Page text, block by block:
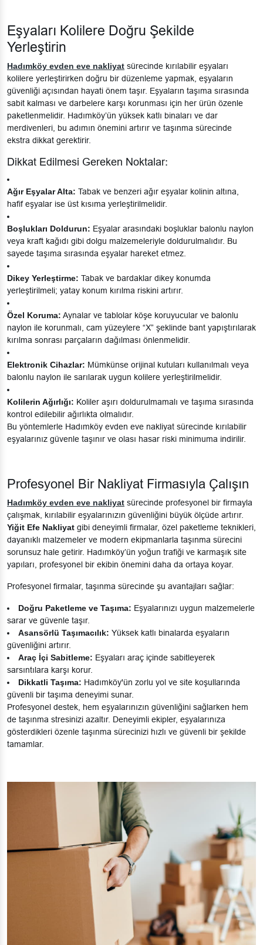
Eşyaları Kolilere Doğru Şekilde
Yerleştirin
Hadımköy evden eve nakliyat sürecinde kırılabilir eşyaları
kolilere yerleştirirken doğru bir düzenleme yapmak, eşyaların
güvenliği açısından hayati önem taşır. Eşyaların taşıma sırasında
sabit kalması ve darbelere karşı korunması için her ürün özenle
paketlenmelidir. Hadımköy’ün yüksek katlı binaları ve dar
merdivenleri, bu adımın önemini artırır ve taşınma sürecinde
ekstra dikkat gerektirir.
Dikkat Edilmesi Gereken Noktalar:
Ağır Eşyalar Alta: Tabak ve benzeri ağır eşyalar kolinin altına,
hafif eşyalar ise üst kısıma yerleştirilmelidir.
Boşlukları Doldurun: Eşyalar arasındaki boşluklar balonlu naylon
veya kraft kağıdı gibi dolgu malzemeleriyle doldurulmalıdır. Bu
sayede taşıma sırasında eşyalar hareket etmez.
Dikey Yerleştirme: Tabak ve bardaklar dikey konumda
yerleştirilmeli; yatay konum kırılma riskini artırır.
Özel Koruma: Aynalar ve tablolar köşe koruyucular ve balonlu
naylon ile korunmalı, cam yüzeylere “X” şeklinde bant yapıştırılarak
kırılma sonrası parçaların dağılması önlenmelidir.
Elektronik Cihazlar: Mümkünse orijinal kutuları kullanılmalı veya
balonlu naylon ile sarılarak uygun kolilere yerleştirilmelidir.
Kolilerin Ağırlığı: Koliler aşırı doldurulmamalı ve taşıma sırasında
kontrol edilebilir ağırlıkta olmalıdır.
Bu yöntemlerle Hadımköy evden eve nakliyat sürecinde kırılabilir
eşyalarınız güvenle taşınır ve olası hasar riski minimuma indirilir.
Profesyonel Bir Nakliyat Firmasıyla Çalışın
Hadımköy evden eve nakliyat sürecinde profesyonel bir firmayla
çalışmak, kırılabilir eşyalarınızın güvenliğini büyük ölçüde artırır.
Yiğit Efe Nakliyat gibi deneyimli firmalar, özel paketleme teknikleri,
dayanıklı malzemeler ve modern ekipmanlarla taşınma sürecini
sorunsuz hale getirir. Hadımköy’ün yoğun trafiği ve karmaşık site
yapıları, profesyonel bir ekibin önemini daha da ortaya koyar.
Profesyonel firmalar, taşınma sürecinde şu avantajları sağlar:
Doğru Paketleme ve Taşıma: Eşyalarınızı uygun malzemelerle
sarar ve güvenle taşır.
Asansörlü Taşımacılık: Yüksek katlı binalarda eşyaların
güvenliğini artırır.
Araç İçi Sabitleme: Eşyaları araç içinde sabitleyerek
sarsıntılara karşı korur.
Dikkatli Taşıma: Hadımköy'ün zorlu yol ve site koşullarında
güvenli bir taşıma deneyimi sunar.
Profesyonel destek, hem eşyalarınızın güvenliğini sağlarken hem
de taşınma stresinizi azaltır. Deneyimli ekipler, eşyalarınıza
gösterdikleri özenle taşınma sürecinizi hızlı ve güvenli bir şekilde
tamamlar.